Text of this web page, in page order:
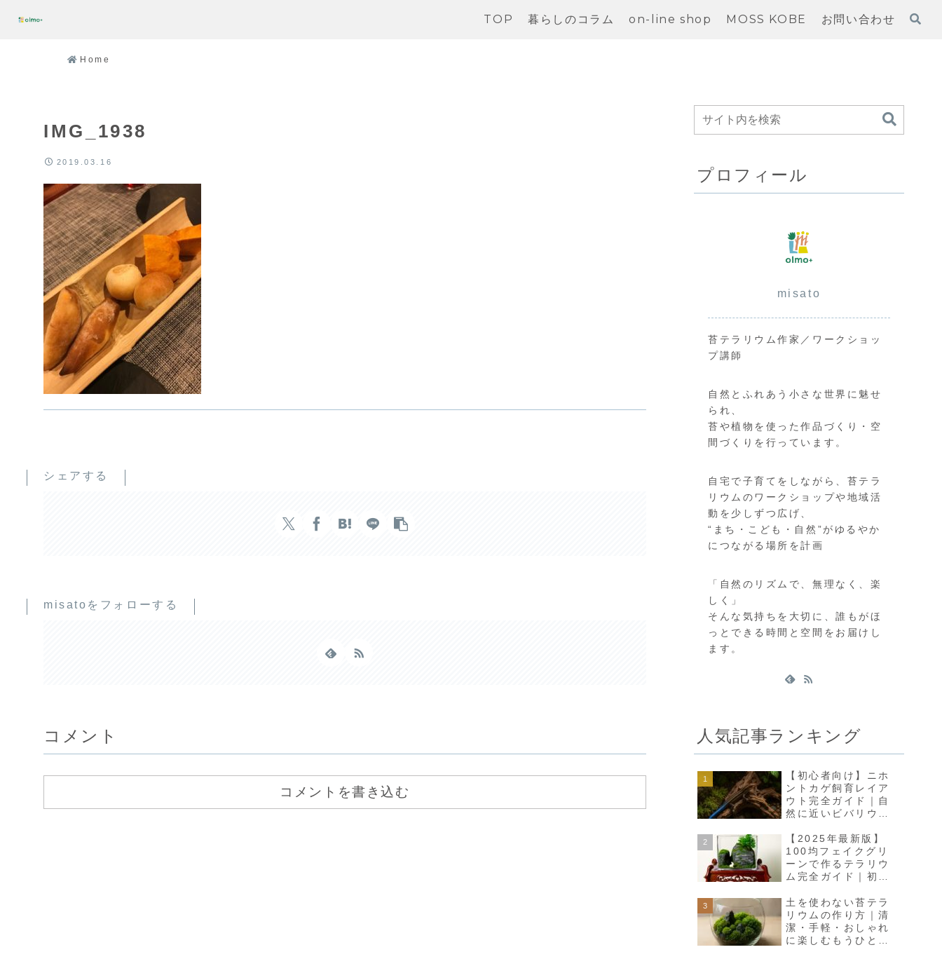
TOP 暮らしのコラム on-line shop MOSS KOBE お問い合わせ
Home
IMG_1938
2019.03.16
シェアする
misatoをフォローする
コメント
コメントを書き込む
プロフィール
misato
苔テラリウム作家／ワークショッ
プ講師
自然とふれあう小さな世界に魅せ
られ、
苔や植物を使った作品づくり・空
間づくりを行っています。
自宅で子育てをしながら、苔テラ
リウムのワークショップや地域活
動を少しずつ広げ、
“まち・こども・自然”がゆるやか
につながる場所を計画
「自然のリズムで、無理なく、楽
しく」
そんな気持ちを大切に、誰もがほ
っとできる時間と空間をお届けし
ます。
人気記事ランキング
【初心者向け】ニホ
ントカゲ飼育レイア
ウト完全ガイド｜自
然に近いビバリウム
ろう
【2025年最新版】
100均フェイクグリ
ーンで作るテラリウ
ム完全ガイド｜初心
リアに
土を使わない苔テラ
リウムの作り方｜清
潔・手軽・おしゃれ
に楽しむもうひとつ